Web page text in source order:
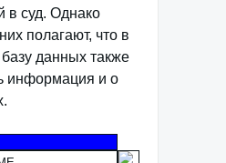
в суд. Однако
полагают, что в
данных также
информация и о